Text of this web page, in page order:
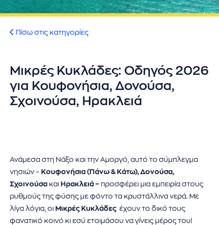
Cookies
Πίσω στις κατηγορίες
Μικρές Κυκλάδες: Οδηγός 2026
για Κουφονήσια, Δονούσα,
Σχοινούσα, Ηρακλειά
Ανάμεσα στη Νάξο και την Αμοργό, αυτό το σύμπλεγμα
νησιών – Κουφονήσια (Πάνω & Κάτω), Δονούσα,
Σχοινούσα και Ηρακλειά – προσφέρει μια εμπειρία στους
ρυθμούς της φύσης με φόντο τα κρυστάλλινα νερά. Με
λίγα λόγια, οι Μικρές Κυκλάδες έχουν το δικό τους
φανατικό κοινό κι εσύ ετοιμάσου να γίνεις μέρος του!